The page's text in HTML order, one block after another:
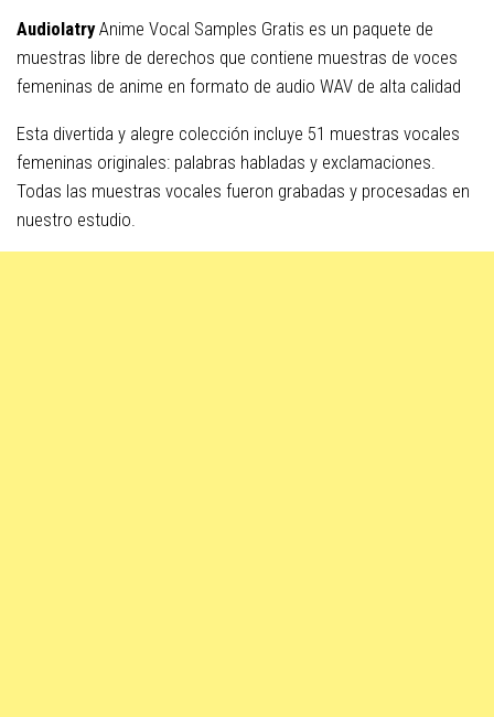
AudiolatryAnime Vocal Samples Gratis es un paquete de
muestras libre de derechos que contiene muestras de voces
femeninas de anime en formato de audio WAV de alta calidad
Esta divertida y alegre colección incluye 51 muestras vocales
femeninas originales: palabras habladas y exclamaciones.
Todas las muestras vocales fueron grabadas y procesadas en
nuestro estudio.